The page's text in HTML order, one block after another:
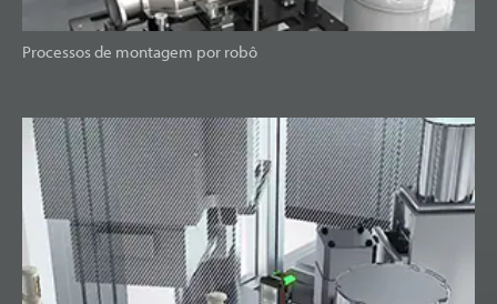
Processos de montagem por robô